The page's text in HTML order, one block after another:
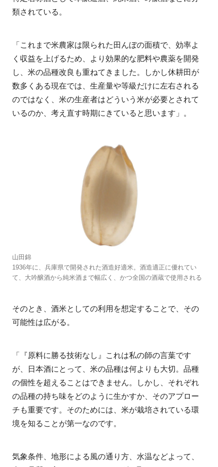
類されている。
「これまで米農家は限られた田んぼの面積で、効率よ
く収益を上げるため、より効果的な肥料や農薬を開発
し、米の品種改良も重ねてきました。しかし休耕田が
数多くある現在では、生産量や等級だけに左右される
のではなく、米の生産者はどういう米が必要とされて
いるのか、考え直す時期にきていると思います」。
山田錦
1936年に、兵庫県で開発された酒造好適米。酒造適正に優れてい
て、大吟醸酒から純米酒まで幅広く、かつ全国の酒蔵で使用される
そのとき、酒米としての利用を想定することで、その
可能性は広がる。
「『原料に勝る技術なし』これは私の師の言葉です
が、日本酒にとって、米の品種は何よりも大切。品種
の個性を超えることはできません。しかし、それぞれ
の品種の持ち味をどのように生かすか、そのアプロー
チも重要です。そのためには、米が栽培されている環
境を知ることが第一なのです。
気象条件、地形による風の通り方、水温などよって、